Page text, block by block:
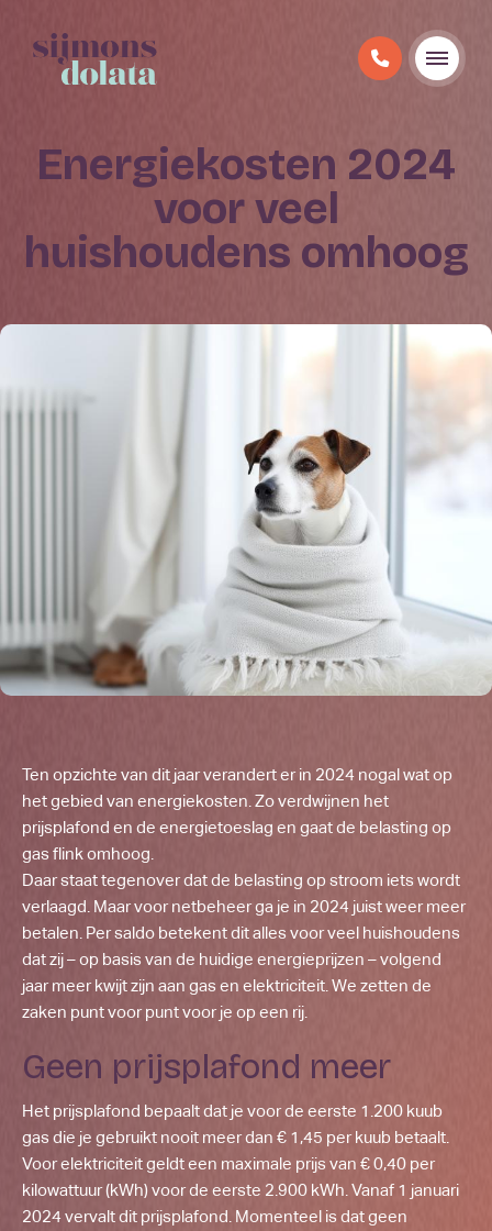
Energiekosten 2024
voor veel
huishoudens omhoog
Ten opzichte van dit jaar verandert er in 2024 nogal wat op
het gebied van energiekosten. Zo verdwijnen het
prijsplafond en de energietoeslag en gaat de belasting op
gas flink omhoog.
Daar staat tegenover dat de belasting op stroom iets wordt
verlaagd. Maar voor netbeheer ga je in 2024 juist weer meer
betalen. Per saldo betekent dit alles voor veel huishoudens
dat zij – op basis van de huidige energieprijzen – volgend
jaar meer kwijt zijn aan gas en elektriciteit. We zetten de
zaken punt voor punt voor je op een rij.
Geen prijsplafond meer
Het prijsplafond bepaalt dat je voor de eerste 1.200 kuub
gas die je gebruikt nooit meer dan € 1,45 per kuub betaalt.
Voor elektriciteit geldt een maximale prijs van € 0,40 per
kilowattuur (kWh) voor de eerste 2.900 kWh. Vanaf 1 januari
2024 vervalt dit prijsplafond. Momenteel is dat geen